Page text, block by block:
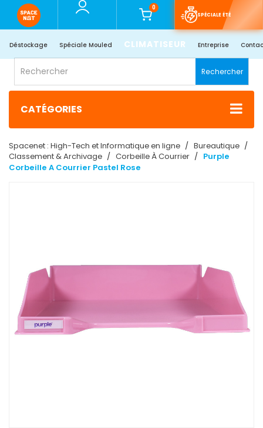
0
SPÉCIALE ÉTÉ
Déstockage Spéciale Mouled CLIMATISEUR Entreprise
Rechercher
CATÉGORIES
Spacenet : High-Tech et Informatique en ligne
Bureautique
Classement & Archivage
Corbeille À Courrier
Purple
Corbeille A Courrier Pastel Rose